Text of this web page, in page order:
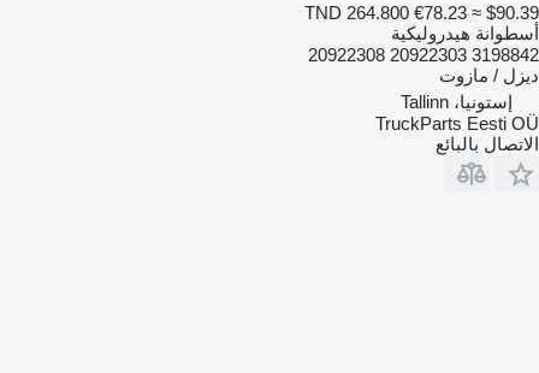
TND 264.800 €78.23 ≈ $90.39
أسطوانة هيدروليكية
3198842 20922303 20922308
ديزل / مازوت
إستونيا، Tallinn
TruckParts Eesti OÜ
الاتصال بالبائع